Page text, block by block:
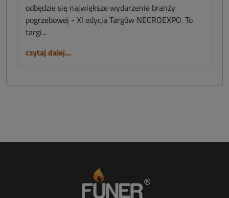
odbędzie się największe wydarzenie branży
pogrzebowej - XI edycja Targów NECROEXPO. To
targi...
czytaj dalej...